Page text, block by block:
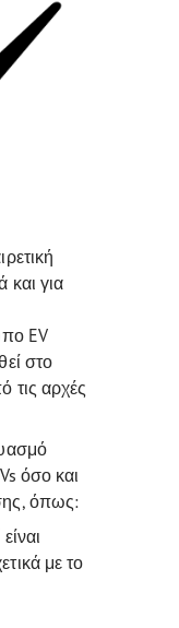
και για
EV
στο
τις αρχές
όσο και
όπως:
με το